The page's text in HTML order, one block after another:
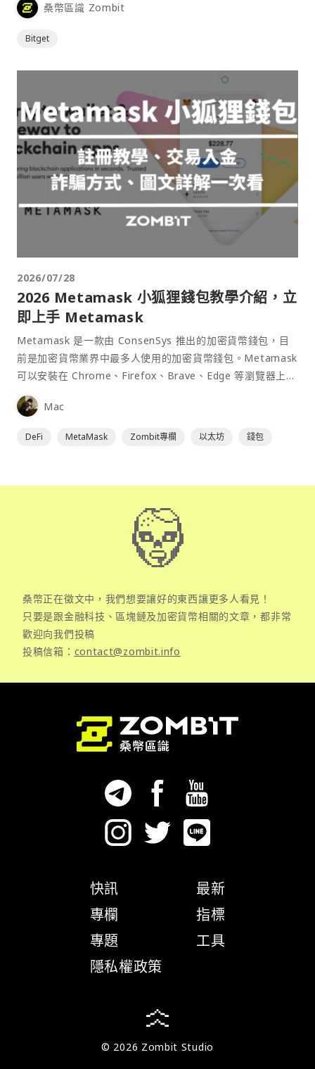
桑幣區識 Zombit
Bitget
2026/07/28
2026 Metamask 小狐狸錢包教學介紹，立
即上手 Metamask
Metamask 是一款由 ConsenSys 推出的加密貨幣錢包，目
前是加密貨幣業界中最多人使用的加密貨幣錢包。Metamask
可以安裝在 Chrome、Firefox、Brave、Edge 等瀏覽器上作
為插件使用，具備許多功能且使用上非常方便。
Mac
DeFi MetaMask Zombit專欄 以太坊 錢包
桑幣正在徵文中，我們想要讓好的東西讓更多人看見！
只要是跟金融科技、區塊鏈及加密貨幣相關的文章，都非常
歡迎向我們投稿
投稿信箱： contact@zombit.info
快訊
專欄
專題
隱私權政策
最新
指標
工具
© 2026 Zombit Studio